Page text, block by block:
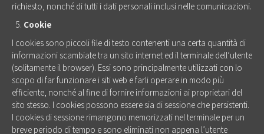
richiesto, nonché di tutti i dati personali inclusi nelle comunicazioni.
Cookie
I cookies sono piccoli file di testo contenenti una certa quantità di
informazioni scambiate tra un sito internet ed il terminale dell’utente
(solitamente il browser). Essi sono principalmente utilizzati con lo
scopo di far funzionare i siti web e farli operare in modo più
efficiente, nonché al fine di fornire informazioni ai proprietari del
sito stesso. I cookies possono essere sia di sessione che persistenti.
I cookies di sessione rimangono memorizzati nel terminale per un
breve periodo di tempo e sono eliminati non appena l’utente